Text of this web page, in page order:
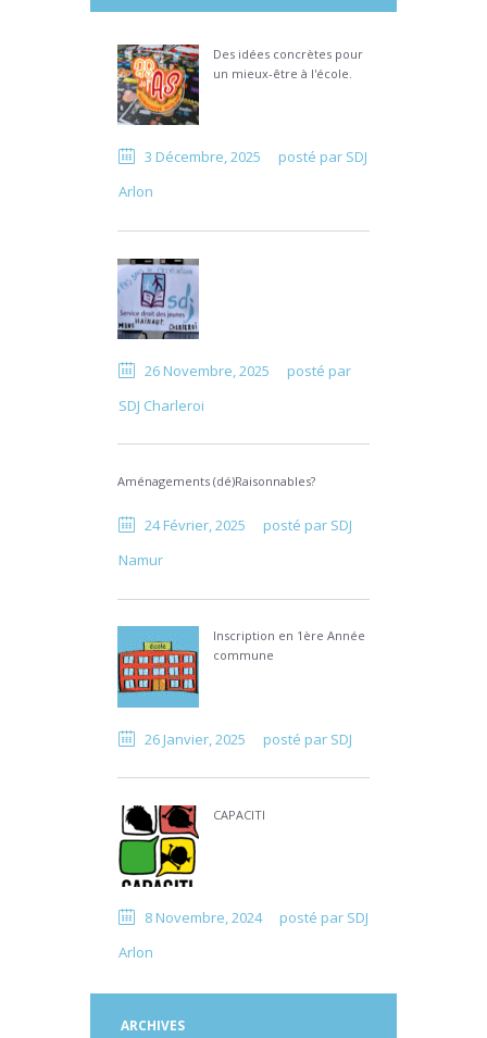
Des idées concrètes pour
un mieux-être à l'école.
3 Décembre, 2025 posté par SDJ
Arlon
26 Novembre, 2025
posté par
SDJ Charleroi
Aménagements (dé)Raisonnables?
24 Février, 2025 posté par SDJ
Namur
Inscription en 1ère Année
commune
26 Janvier, 2025 posté par SDJ
CAPACITI
8 Novembre, 2024 posté par SDJ
Arlon
ARCHIVES